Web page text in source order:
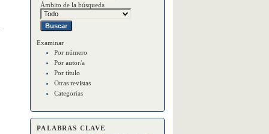
Ámbito de la búsqueda
Examinar
Por número
Por autor/a
Por título
Otras revistas
Categorías
PALABRAS CLAVE